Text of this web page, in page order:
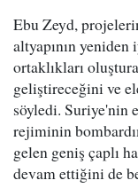
Ebu Zeyd,
altyapının
ortaklıkları
geliştireceğini ve
söyledi. Suriye'nin
rejiminin
gelen geniş çaplı
devam ettiğini de